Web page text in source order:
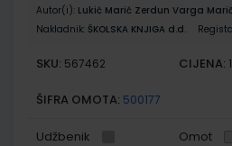
Autor(i): Lukić Marić Zerdun Varga
Nakladnik: ŠKOLSKA KNJIGA d.d.
SKU: 567462 CIJENA:
ŠIFRA OMOTA: 500177
Udžbenik Omot